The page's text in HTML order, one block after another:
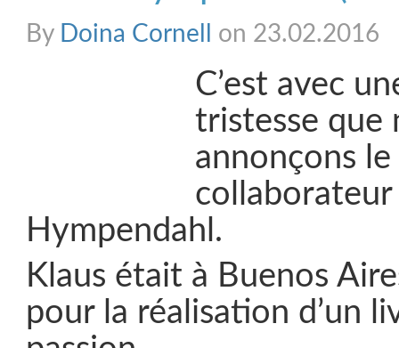
By Doina Cornell on 23.02.2016
C’est avec
tristesse que
annonçons
collaborateur
Hympendahl.
Klaus était à Buenos
pour la réalisation d’un